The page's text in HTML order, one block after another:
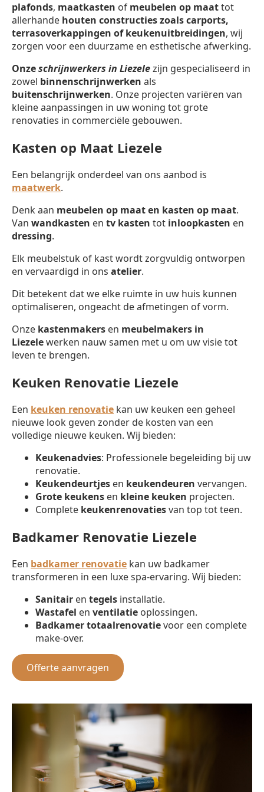
plafonds, maatkasten of meubelen op maattot
allerhande houten constructies zoals carports,
terrasoverkappingen of keukenuitbreidingen, wij
zorgen voor een duurzame en esthetische afwerking.
Onzeschrijnwerkers in Liezelezijn gespecialiseerd in
zowel binnenschrijnwerken als
buitenschrijnwerken. Onze projecten variëren van
kleine aanpassingen in uw woning tot grote
renovaties in commerciële gebouwen.
Kasten op Maat Liezele
Een belangrijk onderdeel van ons aanbod is
maatwerk.
Denk aan meubelen op maat en kasten op maat.
Van wandkasten en tv kasten tot inloopkasten en
dressing.
Elk meubelstuk of kast wordt zorgvuldig ontworpen
en vervaardigd in ons atelier.
Dit betekent dat we elke ruimte in uw huis kunnen
optimaliseren, ongeacht de afmetingen of vorm.
Onze kastenmakers en meubelmakers in
Liezelewerken nauw samen met u om uw visie tot
leven te brengen.
Keuken Renovatie Liezele
Een keuken renovatie kan uw keuken een geheel
nieuwe look geven zonder de kosten van een
volledige nieuwe keuken. Wij bieden:
Keukenadvies: Professionele begeleiding bij uw
renovatie.
Keukendeurtjes en keukendeuren vervangen.
Grote keukens en kleine keuken projecten.
Complete keukenrenovatiesvan top tot teen.
Badkamer Renovatie Liezele
Een badkamer renovatie kan uw badkamer
transformeren in een luxe spa-ervaring. Wij bieden:
Sanitair en tegels installatie.
Wastafel en ventilatie oplossingen.
Badkamer totaalrenovatievoor een complete
make-over.
Offerte aanvragen